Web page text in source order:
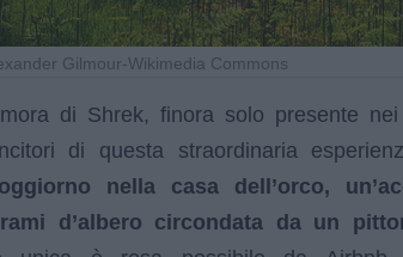
Gilmour-Wikimedia Commons
di Shrek, finora solo presente
di questa straordinaria
nella casa dell’orco,
d’albero circondata da un